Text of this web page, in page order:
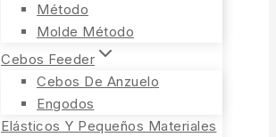
Método
Molde Método
Cebos Feeder
Cebos De Anzuelo
Engodos
Elásticos Y Pequeños Materiales